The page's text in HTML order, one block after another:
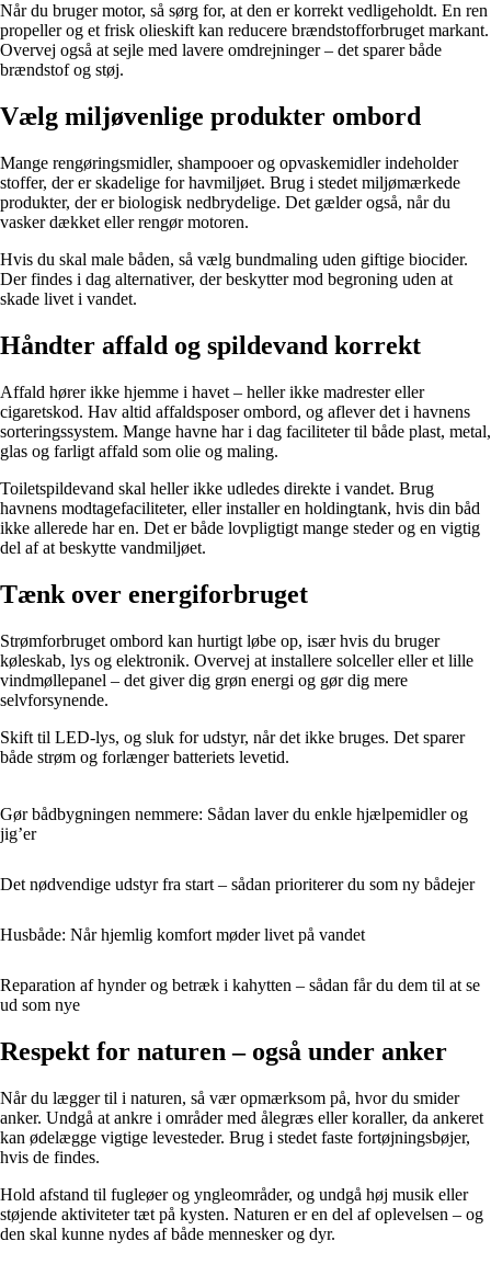
Når du bruger motor, så sørg for, at den er korrekt vedligeholdt. En ren
propeller og et frisk olieskift kan reducere brændstofforbruget markant.
Overvej også at sejle med lavere omdrejninger – det sparer både
brændstof og støj.
Vælg miljøvenlige produkter ombord
Mange rengøringsmidler, shampooer og opvaskemidler indeholder
stoffer, der er skadelige for havmiljøet. Brug i stedet miljømærkede
produkter, der er biologisk nedbrydelige. Det gælder også, når du
vasker dækket eller rengør motoren.
Hvis du skal male båden, så vælg bundmaling uden giftige biocider.
Der findes i dag alternativer, der beskytter mod begroning uden at
skade livet i vandet.
Håndter affald og spildevand korrekt
Affald hører ikke hjemme i havet – heller ikke madrester eller
cigaretskod. Hav altid affaldsposer ombord, og aflever det i havnens
sorteringssystem. Mange havne har i dag faciliteter til både plast, metal,
glas og farligt affald som olie og maling.
Toiletspildevand skal heller ikke udledes direkte i vandet. Brug
havnens modtagefaciliteter, eller installer en holdingtank, hvis din båd
ikke allerede har en. Det er både lovpligtigt mange steder og en vigtig
del af at beskytte vandmiljøet.
Tænk over energiforbruget
Strømforbruget ombord kan hurtigt løbe op, især hvis du bruger
køleskab, lys og elektronik. Overvej at installere solceller eller et lille
vindmøllepanel – det giver dig grøn energi og gør dig mere
selvforsynende.
Skift til LED-lys, og sluk for udstyr, når det ikke bruges. Det sparer
både strøm og forlænger batteriets levetid.
Gør bådbygningen nemmere: Sådan laver du enkle hjælpemidler og
jig’er
Det nødvendige udstyr fra start – sådan prioriterer du som ny bådejer
Husbåde: Når hjemlig komfort møder livet på vandet
Reparation af hynder og betræk i kahytten – sådan får du dem til at se
ud som nye
Respekt for naturen – også under anker
Når du lægger til i naturen, så vær opmærksom på, hvor du smider
anker. Undgå at ankre i områder med ålegræs eller koraller, da ankeret
kan ødelægge vigtige levesteder. Brug i stedet faste fortøjningsbøjer,
hvis de findes.
Hold afstand til fugleøer og yngleområder, og undgå høj musik eller
støjende aktiviteter tæt på kysten. Naturen er en del af oplevelsen – og
den skal kunne nydes af både mennesker og dyr.